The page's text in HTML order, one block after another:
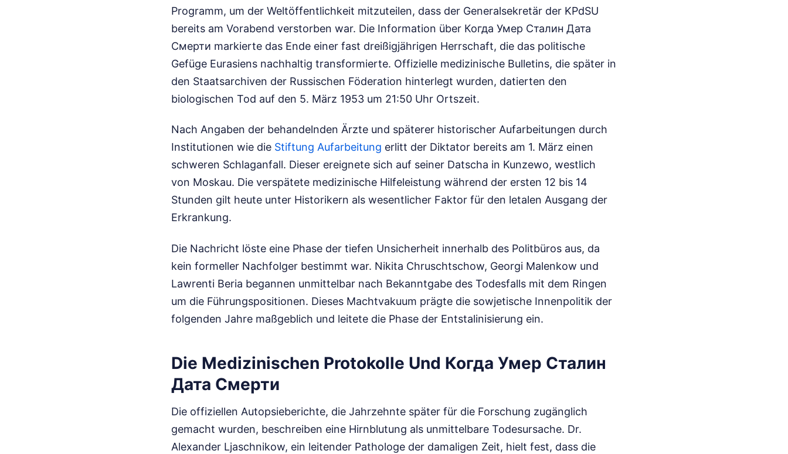
Programm, um der Weltöffentlichkeit mitzuteilen, dass der Generalsekretär der KPdSU
bereits am Vorabend verstorben war. Die Information über Когда Умер Сталин Дата
Смерти markierte das Ende einer fast dreißigjährigen Herrschaft, die das politische
Gefüge Eurasiens nachhaltig transformierte. Offizielle medizinische Bulletins, die später in
den Staatsarchiven der Russischen Föderation hinterlegt wurden, datierten den
biologischen Tod auf den 5. März 1953 um 21:50 Uhr Ortszeit.
Nach Angaben der behandelnden Ärzte und späterer historischer Aufarbeitungen durch
Institutionen wie die Stiftung Aufarbeitung erlitt der Diktator bereits am 1. März einen
schweren Schlaganfall. Dieser ereignete sich auf seiner Datscha in Kunzewo, westlich
von Moskau. Die verspätete medizinische Hilfeleistung während der ersten 12 bis 14
Stunden gilt heute unter Historikern als wesentlicher Faktor für den letalen Ausgang der
Erkrankung.
Die Nachricht löste eine Phase der tiefen Unsicherheit innerhalb des Politbüros aus, da
kein formeller Nachfolger bestimmt war. Nikita Chruschtschow, Georgi Malenkow und
Lawrenti Beria begannen unmittelbar nach Bekanntgabe des Todesfalls mit dem Ringen
um die Führungspositionen. Dieses Machtvakuum prägte die sowjetische Innenpolitik der
folgenden Jahre maßgeblich und leitete die Phase der Entstalinisierung ein.
Die Medizinischen Protokolle Und Когда Умер Сталин
Дата Смерти
Die offiziellen Autopsieberichte, die Jahrzehnte später für die Forschung zugänglich
gemacht wurden, beschreiben eine Hirnblutung als unmittelbare Todesursache. Dr.
Alexander Ljaschnikow, ein leitender Pathologe der damaligen Zeit, hielt fest, dass die